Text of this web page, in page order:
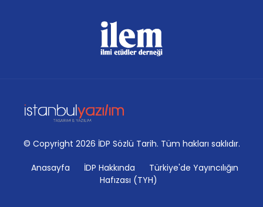
© Copyright 2026 İDP Sözlü Tarih. Tüm hakları saklıdır.
Anasayfa İDP Hakkında
Türkiye'de Yayıncılığın
Hafızası (TYH)